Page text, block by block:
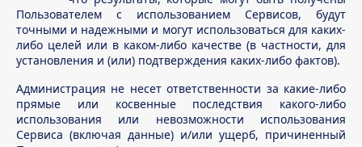
Пользователем с использованием Сервисов, будут
точными и надежными и могут использоваться для каких-
либо целей или в каком-либо качестве (в частности, для
установления и (или) подтверждения каких-либо фактов).
Администрация не несет ответственности за какие-либо
прямые или косвенные последствия какого-либо
использования или невозможности использования
Сервиса (включая данные) и/или ущерб, причиненный